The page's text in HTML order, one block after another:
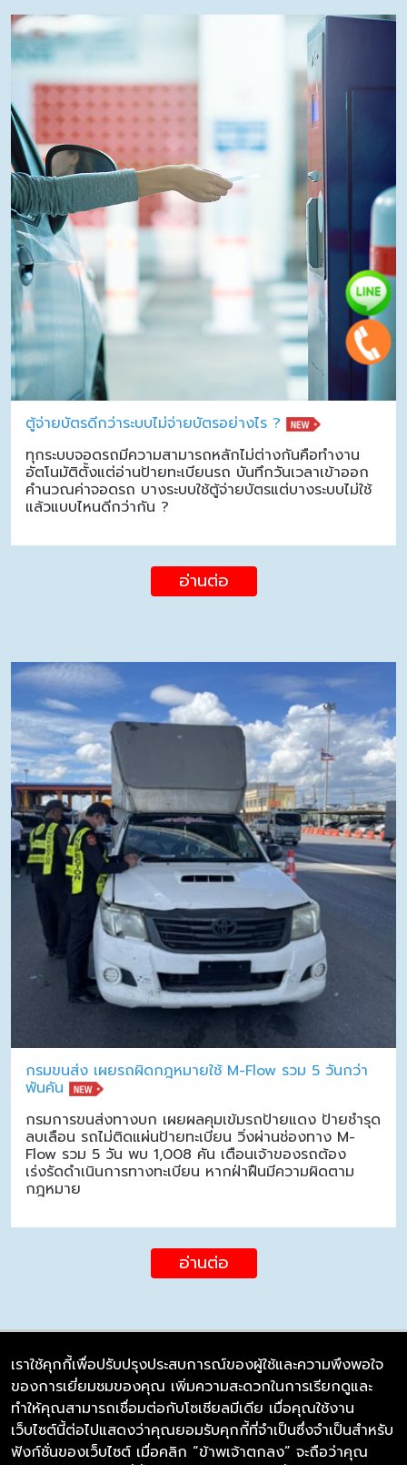
ตู้จ่ายบัตรดีกว่าระบบไม่จ่ายบัตรอย่างไร ?
ทุกระบบจอดรถมีความสามารถหลักไม่ต่างกันคือทำงาน
อัตโนมัติตั้งแต่อ่านป้ายทะเบียนรถ บันทึกวันเวลาเข้าออก
คำนวณค่าจอดรถ บางระบบใช้ตู้จ่ายบัตรแต่บางระบบไม่ใช้
แล้วแบบไหนดีกว่ากัน ?
อ่านต่อ
กรมขนส่ง เผยรถผิดกฎหมายใช้ M-Flow รวม 5 วันกว่า
พันคัน
กรมการขนส่งทางบก เผยผลคุมเข้มรถป้ายแดง ป้ายชำรุด
ลบเลือน รถไม่ติดแผ่นป้ายทะเบียน วิ่งผ่านช่องทาง M-
Flow รวม 5 วัน พบ 1,008 คัน เตือนเจ้าของรถต้อง
เร่งรัดดำเนินการทางทะเบียน หากฝ่าฝืนมีความผิดตาม
กฎหมาย
อ่านต่อ
บริษัท ซิมลิงค์ จำกัด
98/226 Bangrakyai-Baanmai Road,
Bangyai, Nonthaburi 11140
เราใช้คุกกี้เพื่อปรับปรุงประสบการณ์ของผู้ใช้และความพึงพอใจ
ของการเยี่ยมชมของคุณ เพิ่มความสะดวกในการเรียกดูและ
ทำให้คุณสามารถเชื่อมต่อกับโซเชียลมีเดีย เมื่อคุณใช้งาน
เว็บไซต์นี้ต่อไปแสดงว่าคุณยอมรับคุกกี้ที่จำเป็นซึ่งจำเป็นสำหรับ
ฟังก์ชั่นของเว็บไซต์ เมื่อคลิก “ข้าพเจ้าตกลง” จะถือว่าคุณ